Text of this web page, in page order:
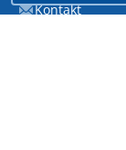
Kontakt